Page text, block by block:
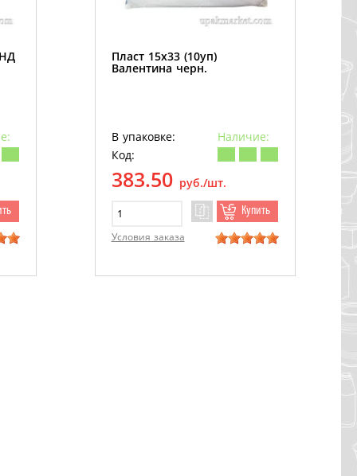
Пласт 15х33 (10уп)
Валентина черн.
В упаковке:
Наличие:
Код:
383.50 руб./шт.
Купить
Условия заказа